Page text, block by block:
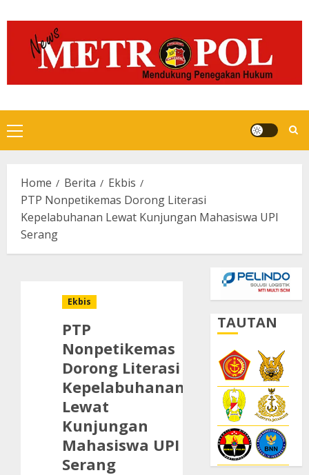
to
content
Primary
Menu
Home Berita
Ekbis
PTP Nonpetikemas Dorong Literasi
Kepelabuhanan Lewat Kunjungan Mahasiswa UPI
Serang
Ekbis
PTP
Nonpetikemas
Dorong Literasi
Kepelabuhanan
Lewat
Kunjungan
Mahasiswa UPI
Serang
TAUTAN